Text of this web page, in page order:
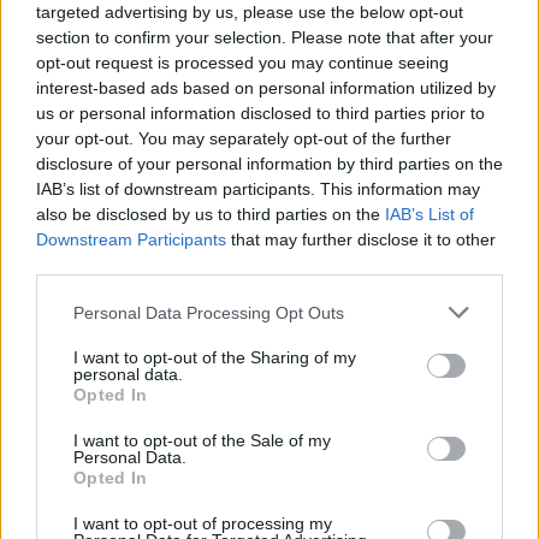
targeted advertising by us, please use the below opt-out
section to confirm your selection. Please note that after your
opt-out request is processed you may continue seeing
interest-based ads based on personal information utilized by
us or personal information disclosed to third parties prior to
your opt-out. You may separately opt-out of the further
disclosure of your personal information by third parties on the
IAB’s list of downstream participants. This information may
also be disclosed by us to third parties on the IAB’s List of
Downstream Participants that may further disclose it to other
Personal Data Processing Opt Outs
I want to opt-out of the Sharing of my
personal data.
Opted In
I want to opt-out of the Sale of my
Personal Data.
Opted In
I want to opt-out of processing my
Cold Meat
Το Cold Meat είναι ένα ψυχολογικό θρίλερ σε